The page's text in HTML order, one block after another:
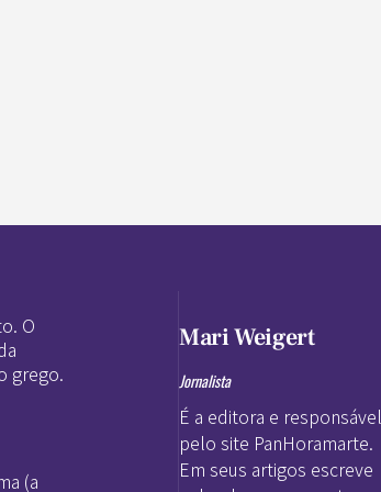
O
grego.
(a
Mari Weigert
Jornalista
É a editora e responsável
pelo site PanHoramarte.
Em seus artigos escreve